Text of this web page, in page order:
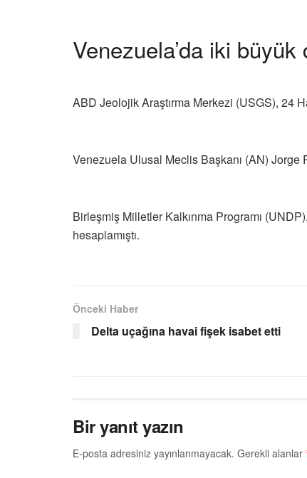
Venezuela’da iki
ABD Jeolojik Araştırma Merkezi (USGS), 24
Venezuela Ulusal Meclis Başkanı (AN) Jorge
Birleşmiş Milletler Kalkınma Programı
hesaplamıştı.
Önceki Haber
Delta uçağına havai fişek isabet etti
Bir yanıt yazın
E-posta adresiniz yayınlanmayacak. Gerekli alanlar